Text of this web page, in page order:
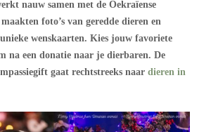
nauw samen met de Oekraïense
foto’s van geredde dieren en
wenskaarten. Kies jouw favoriete
na een donatie naar je dierbaren. De
gaat rechtstreeks naar dieren in